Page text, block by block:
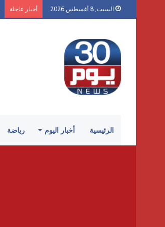
السبت, 8 أغسطس 2026 أخبار عاجلة
الرئيسية أخبار اليوم رياضة